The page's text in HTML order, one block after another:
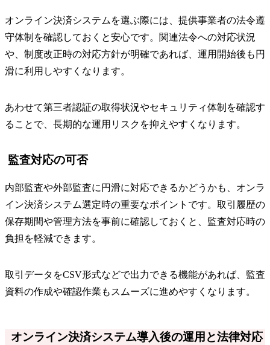
オンライン決済システムを選ぶ際には、提供事業者の法令遵
守体制を確認しておくと安心です。関連法令への対応状況
や、制度改正時の対応方針が明確であれば、運用開始後も円
滑に利用しやすくなります。
あわせて第三者認証の取得状況やセキュリティ体制を確認す
ることで、長期的な運用リスクを抑えやすくなります。
監査対応の可否
内部監査や外部監査に円滑に対応できるかどうかも、オンラ
イン決済システム選定時の重要なポイントです。取引履歴の
保存期間や管理方法を事前に確認しておくと、監査対応時の
負担を軽減できます。
取引データをCSV形式などで出力できる機能があれば、監査
資料の作成や確認作業もスムーズに進めやすくなります。
オンライン決済システム導入後の運用と法律対応